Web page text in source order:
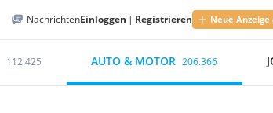
NachrichtenEinloggen | Registrieren Neue
112.425 AUTO & MOTOR 206.366